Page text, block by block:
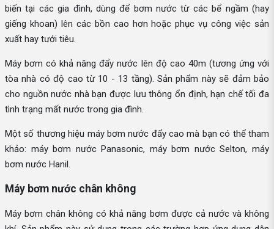
biến tại các gia đình, dùng để bơm nước từ các bể ngầm (hay
giếng khoan) lên các bồn cao hơn hoặc phục vụ công việc sản
xuất hay tưới tiêu.
Máy bơm có khả năng đẩy nước lên độ cao 40m (tương ứng với
tòa nhà có độ cao từ 10 - 13 tầng). Sản phẩm này sẽ đảm bảo
cho nguồn nước nhà bạn được lưu thông ổn định, hạn chế tối đa
tình trạng mất nước trong gia đình.
Một số thương hiệu máy bơm nước đẩy cao mà bạn có thể tham
khảo: máy bơm nước Panasonic, máy bơm nước Selton, máy
bơm nước Hanil.
Máy bơm nước chân không
Máy bơm chân không có khả năng bơm được cả nước và không